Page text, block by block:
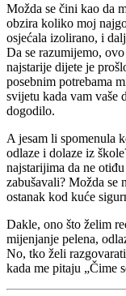
Možda se čini kao da
obzira koliko moj
osjećala izolirano, i
Da se razumijemo,
najstarije dijete je
posebnim potrebama
svijetu kada vam vaše
dogodilo.
A jesam li spomenula
odlaze i dolaze iz
najstarijima da ne
zabušavali? Možda se
ostanak kod kuće
Dakle, ono što želim
mijenjanje pelena,
No, tko želi
kada me pitaju „Čime